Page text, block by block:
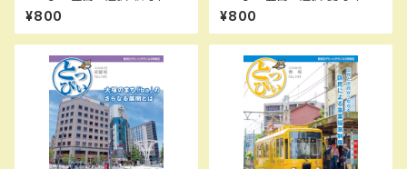
5.11月 第141号）PDFデータ版
¥800
25.9月 第140号）PDFデータ版
¥800